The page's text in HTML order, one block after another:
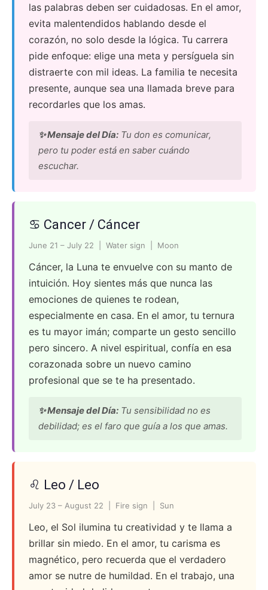
las palabras deben ser cuidadosas. En el amor,
evita malentendidos hablando desde el
corazón, no solo desde la lógica. Tu carrera
pide enfoque: elige una meta y persíguela sin
distraerte con mil ideas. La familia te necesita
presente, aunque sea una llamada breve para
recordarles que los amas.
✨ Mensaje del Día: Tu don es comunicar,
pero tu poder está en saber cuándo
escuchar.
♋ Cancer / Cáncer
June 21 – July 22 | Water sign | Moon
Cáncer, la Luna te envuelve con su manto de
intuición. Hoy sientes más que nunca las
emociones de quienes te rodean,
especialmente en casa. En el amor, tu ternura
es tu mayor imán; comparte un gesto sencillo
pero sincero. A nivel espiritual, confía en esa
corazonada sobre un nuevo camino
profesional que se te ha presentado.
✨ Mensaje del Día: Tu sensibilidad no es
debilidad; es el faro que guía a los que amas.
♌ Leo / Leo
July 23 – August 22 | Fire sign | Sun
Leo, el Sol ilumina tu creatividad y te llama a
brillar sin miedo. En el amor, tu carisma es
magnético, pero recuerda que el verdadero
amor se nutre de humildad. En el trabajo, una